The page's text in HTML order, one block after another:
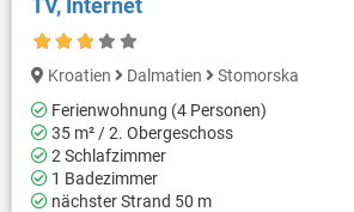
TV, Internet
Kroatien Dalmatien
Stomorska
Ferienwohnung (4 Personen)
35 m² / 2. Obergeschoss
2 Schlafzimmer
1 Badezimmer
nächster Strand 50 m